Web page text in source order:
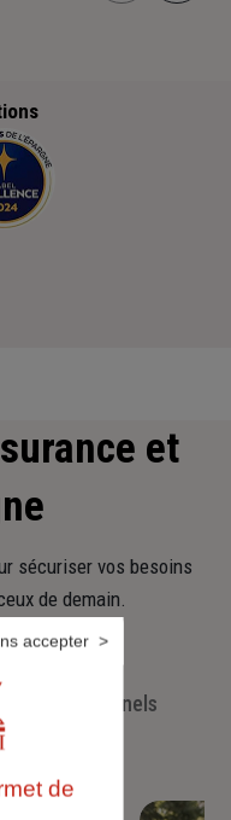
et
sécuriser vos besoins
de demain.
professionnels
de
accepter